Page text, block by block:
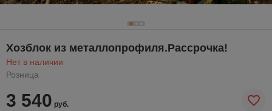
Хозблок из металлопрофиля.Рассрочка!
Нет в наличии
Розница
3 540 руб.